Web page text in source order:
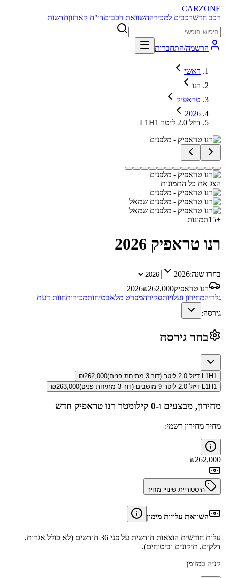
CARZONE
רכב חדשרכבים למכירההשוואת רכביםדו"ח קארזוןחדשות
הרשמה/התחברות
ראשי
רנו
טראפיק
2026
L1H1 דיזל 2.0 ליטר
הצג את כל התמונות
+
15תמונות
רנו טראפיק 2026
בחרו שנה:2026
רנו טראפיק
2026₪262,000
גלריהמחירון ועלויותסקירהמפרט מלאבטיחותמכירותחוות דעת
גירסה:
בחר גירסה
L1H1 דיזל 2.0 ליטר (דור 3 מתיחת פנים) ₪262,000
L1H1 דיזל 2.0 ליטר 9 מושבים (דור 3 מתיחת פנים)
₪263,000
מחירון, מבצעים ו-0 קילומטר רנו טראפיק חדש
מחיר מחירון רשמי:
₪262,000
היסטוריית שינויי מחיר
השוואת עלויות מימון
עלות חודשית הוצאות חודשית על פני 36 חודשים (לא כולל אגרות,
דלקים, תיקונים וביטוחים).
קניה במזומן